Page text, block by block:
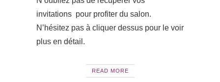
invitations pour profiter du salon.
N’hésitez pas à cliquer dessus pour le voir
plus en détail.
READ MORE